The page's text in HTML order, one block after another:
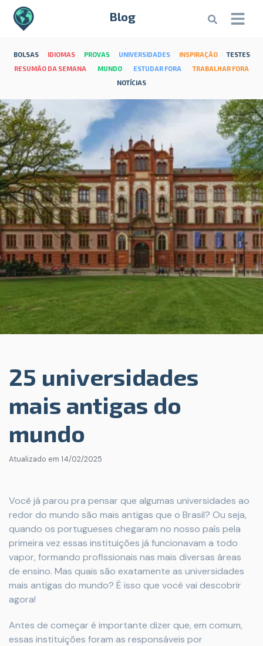
Blog
BOLSAS IDIOMAS PROVAS UNIVERSIDADES INSPIRAÇÃO
TESTES
RESUMÃO DA SEMANA
MUNDO ESTUDAR FORA
TRABALHAR FORA
NOTÍCIAS
25 universidades
mais antigas do
mundo
Atualizado em 14/02/2025
Você já parou pra pensar que algumas universidades ao
redor do mundo são mais antigas que o Brasil? Ou seja,
quando os portugueses chegaram no nosso país pela
primeira vez essas instituições já funcionavam a todo
vapor, formando profissionais nas mais diversas áreas
de ensino. Mas quais são exatamente as universidades
mais antigas do mundo? É isso que você vai descobrir
agora!
Antes de começar é importante dizer que, em comum,
essas instituições foram as responsáveis por